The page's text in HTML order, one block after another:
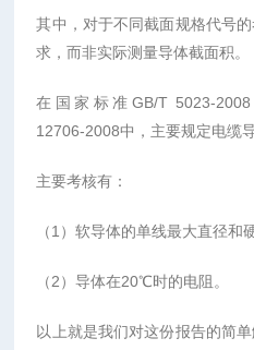
其中，对于不同截面规格代号
求，而非实际测量导体截面积。
在国家标准GB/T 5023-
12706-2008中，主要规定电缆
主要考核有：
（1）软导体的单线最大直径和
（2）导体在20℃时的电阻。
以上就是我们对这份报告的简